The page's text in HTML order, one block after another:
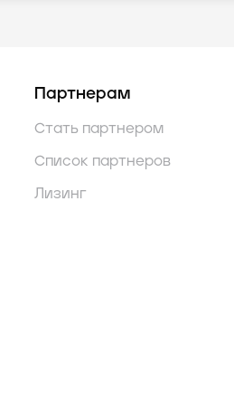
Партнерам
Стать партнером
Список партнеров
Лизинг